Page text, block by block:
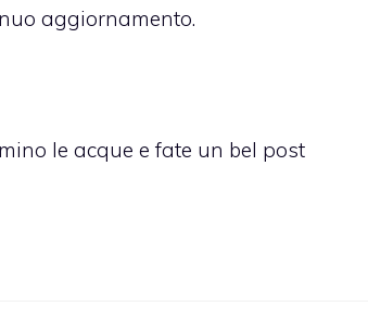
aggiornamento.
le acque e fate un bel post